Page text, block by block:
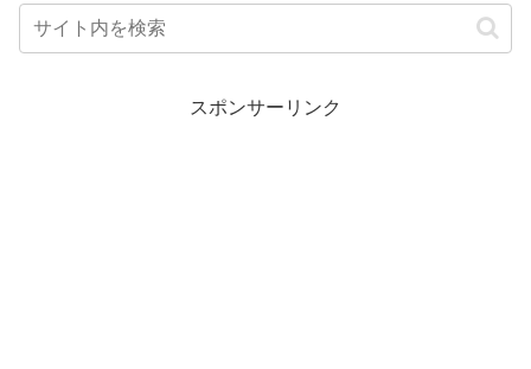
スポンサーリンク